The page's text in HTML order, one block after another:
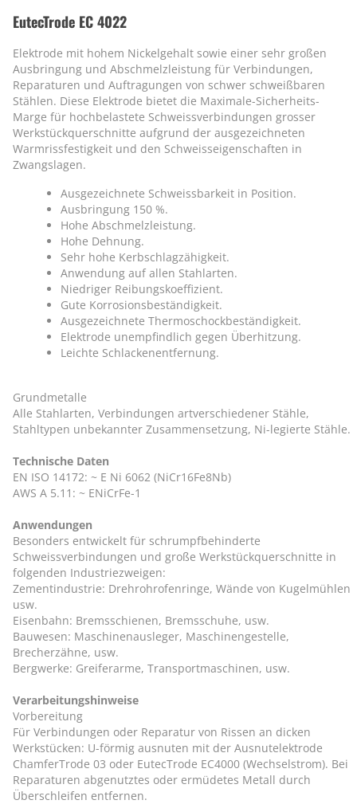
EutecTrode EC 4022
Elektrode mit hohem Nickelgehalt sowie einer sehr großen
Ausbringung und Abschmelzleistung für Verbindungen,
Reparaturen und Auftragungen von schwer schweißbaren
Stählen. Diese Elektrode bietet die Maximale-Sicherheits-
Marge für hochbelastete Schweissverbindungen grosser
Werkstückquerschnitte aufgrund der ausgezeichneten
Warmrissfestigkeit und den Schweisseigenschaften in
Zwangslagen.
Ausgezeichnete Schweissbarkeit in Position.
Ausbringung 150 %.
Hohe Abschmelzleistung.
Hohe Dehnung.
Sehr hohe Kerbschlagzähigkeit.
Anwendung auf allen Stahlarten.
Niedriger Reibungskoeffizient.
Gute Korrosionsbeständigkeit.
Ausgezeichnete Thermoschockbeständigkeit.
Elektrode unempfindlich gegen Überhitzung.
Leichte Schlackenentfernung.
Grundmetalle
Alle Stahlarten, Verbindungen artverschiedener Stähle,
Stahltypen unbekannter Zusammensetzung, Ni-legierte Stähle.
Technische Daten
EN ISO 14172: ~ E Ni 6062 (NiCr16Fe8Nb)
AWS A 5.11: ~ ENiCrFe-1
Anwendungen
Besonders entwickelt für schrumpfbehinderte
Schweissverbindungen und große Werkstückquerschnitte in
folgenden Industriezweigen:
Zementindustrie: Drehrohrofenringe, Wände von Kugelmühlen
usw.
Eisenbahn: Bremsschienen, Bremsschuhe, usw.
Bauwesen: Maschinenausleger, Maschinengestelle,
Brecherzähne, usw.
Bergwerke: Greiferarme, Transportmaschinen, usw.
Verarbeitungshinweise
Vorbereitung
Für Verbindungen oder Reparatur von Rissen an dicken
Werkstücken: U-förmig ausnuten mit der Ausnutelektrode
ChamferTrode 03 oder EutecTrode EC4000 (Wechselstrom). Bei
Reparaturen abgenutztes oder ermüdetes Metall durch
Überschleifen entfernen.